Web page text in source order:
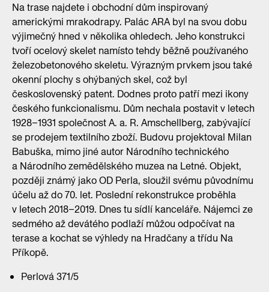
Na trase najdete i obchodní dům inspirovaný
americkými mrakodrapy. Palác ARA byl na svou dobu
výjimečný hned v několika ohledech. Jeho konstrukci
tvoří ocelový skelet namísto tehdy běžně používaného
železobetonového skeletu. Výrazným prvkem jsou také
okenní plochy s ohýbaných skel, což byl
československý patent. Dodnes proto patří mezi ikony
českého funkcionalismu. Dům nechala postavit v letech
1928–1931 společnost A. a. R. Amschellberg, zabývající
se prodejem textilního zboží. Budovu projektoval Milan
Babuška, mimo jiné autor Národního technického
a Národního zemědělského muzea na Letné. Objekt,
později známý jako OD Perla, sloužil svému původnímu
účelu až do 70. let. Poslední rekonstrukce proběhla
v letech 2018–2019. Dnes tu sídlí kanceláře. Nájemci ze
sedmého až devátého podlaží můžou odpočívat na
terase a kochat se výhledy na Hradčany a třídu Na
Příkopě.
Perlová 371/5